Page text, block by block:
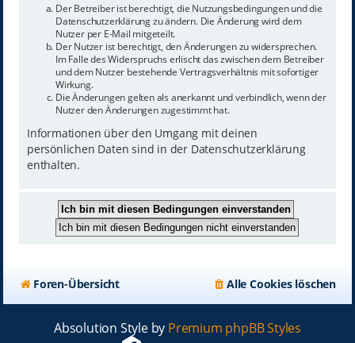
Der Betreiber ist berechtigt, die Nutzungsbedingungen und die
Datenschutzerklärung zu ändern. Die Änderung wird dem
Nutzer per E-Mail mitgeteilt.
Der Nutzer ist berechtigt, den Änderungen zu widersprechen.
Im Falle des Widerspruchs erlischt das zwischen dem Betreiber
und dem Nutzer bestehende Vertragsverhältnis mit sofortiger
Wirkung.
Die Änderungen gelten als anerkannt und verbindlich, wenn der
Nutzer den Änderungen zugestimmt hat.
Informationen über den Umgang mit deinen
persönlichen Daten sind in der Datenschutzerklärung
enthalten.
Foren-Übersicht Alle Cookies löschen
Absolution Style by Premium phpBB Styles